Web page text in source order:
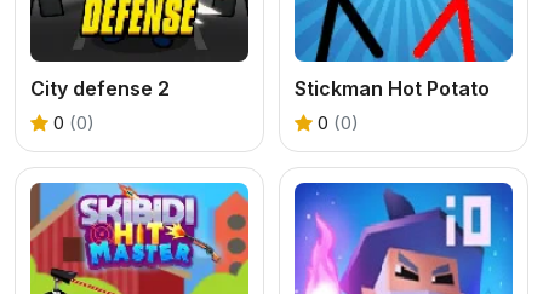
City defense 2
0 (0)
Stickman Hot Potato
0 (0)